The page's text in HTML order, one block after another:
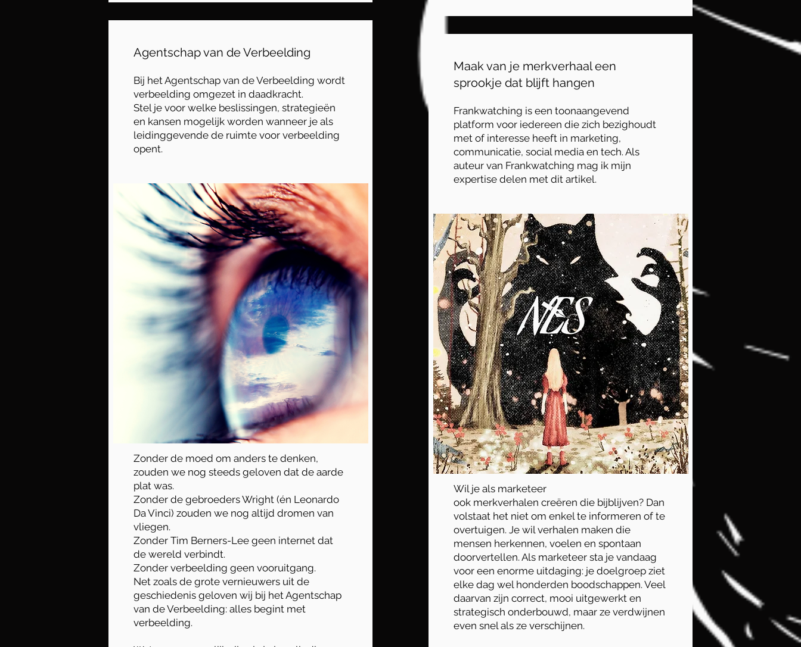
Agentschap van de Verbeelding
Bij het Agentschap van de Verbeelding wordt
verbeelding omgezet in daadkracht.
Stel je voor welke beslissingen, strategieën
en kansen mogelijk worden wanneer je als
leidinggevende de ruimte voor verbeelding
opent.
Zonder de moed om anders te denken,
zouden we nog steeds geloven dat de aarde
plat was.
Zonder de gebroeders Wright (én Leonardo
Da Vinci) zouden we nog altijd dromen van
vliegen.
Zonder Tim Berners-Lee geen internet dat
de wereld verbindt.
Zonder verbeelding geen vooruitgang.
Net zoals de grote vernieuwers uit de
geschiedenis geloven wij bij het Agentschap
van de Verbeelding: alles begint met
verbeelding.
Maak van je merkverhaal een
sprookje dat blijft hangen
Frankwatching is een toonaangevend
platform voor iedereen die zich bezighoudt
met of interesse heeft in marketing,
communicatie, social media en tech. Als
auteur van Frankwatching mag ik mijn
expertise delen met dit artikel.
Wil je als marketeer
ook merkverhalen creëren die bijblijven? Dan
volstaat het niet om enkel te informeren of te
overtuigen. Je wil verhalen maken die
mensen herkennen, voelen en spontaan
doorvertellen. Als marketeer sta je vandaag
voor een enorme uitdaging: je doelgroep ziet
elke dag wel honderden boodschappen. Veel
daarvan zijn correct, mooi uitgewerkt en
strategisch onderbouwd, maar ze verdwijnen
even snel als ze verschijnen.